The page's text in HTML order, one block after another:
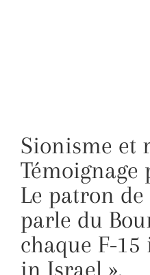
Sionisme et
Témoignage
Le patron de
parle du
chaque F-
in Israel ».